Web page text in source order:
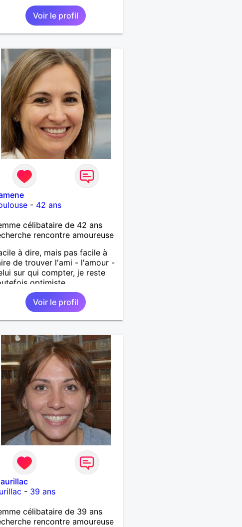
ses facultés mentales et
Célibataire mais pas
je mène une vie bien
Je ne suis pas sur ce
de la Femme
Mal dans sa peau. A
Voir le profil
- 42 ans
célibataire de 42 ans
rencontre amoureuse
à dire, mais pas facile à
de trouver l'ami - l'amour -
sur qui compter, je reste
optimiste.
Voir le profil
- 39 ans
célibataire de 39 ans
rencontre amoureuse